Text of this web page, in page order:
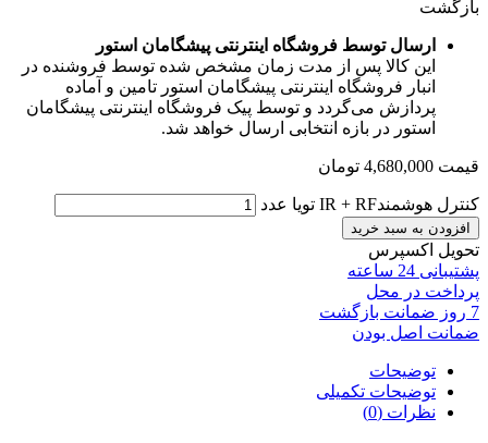
بازگشت
ارسال توسط فروشگاه اینترنتی پیشگامان استور
این کالا پس از مدت زمان مشخص شده توسط فروشنده در
انبار فروشگاه اینترنتی پیشگامان استور تامین و آماده
پردازش می‌گردد و توسط پیک فروشگاه اینترنتی پیشگامان
استور در بازه انتخابی ارسال خواهد شد.
قیمت 4,680,000 تومان
کنترل هوشمندIR + RF تویا عدد
افزودن به سبد خرید
تحویل اکسپرس
پشتیبانی 24 ساعته
پرداخت در محل
7 روز ضمانت بازگشت
ضمانت اصل بودن
توضیحات
توضیحات تکمیلی
نظرات (0)